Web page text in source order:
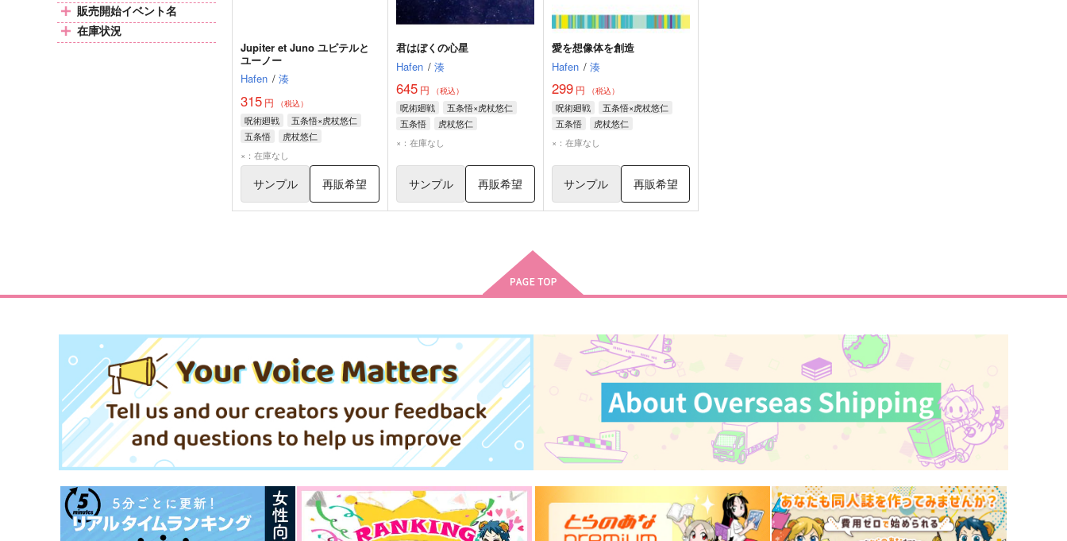
販売開始イベント名
在庫状況
Jupiter et Juno ユピテルと
ユーノー
Hafen / 湊
315 円 （税込）
呪術廻戦
五条悟×虎杖悠仁
五条悟
虎杖悠仁
×：在庫なし
サンプル 再販希望
君はぼくの心星
Hafen / 湊
645円 （税込）
呪術廻戦
五条悟×虎杖悠仁
五条悟
虎杖悠仁
×：在庫なし
サンプル 再販希望
愛を想像体を創造
Hafen / 湊
299円 （税込）
呪術廻戦
五条悟×虎杖悠仁
五条悟
虎杖悠仁
×：在庫なし
サンプル 再販希望